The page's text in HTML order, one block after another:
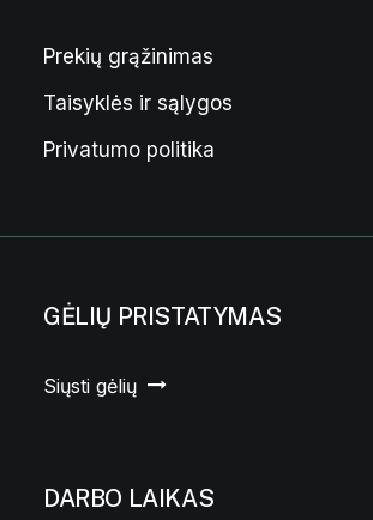
Prekių grąžinimas
Taisyklės ir sąlygos
Privatumo politika
GĖLIŲ PRISTATYMAS
Siųsti gėlių
DARBO LAIKAS